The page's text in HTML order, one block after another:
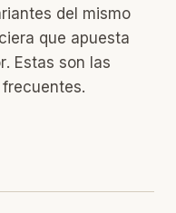
del mismo
que apuesta
Estas son las